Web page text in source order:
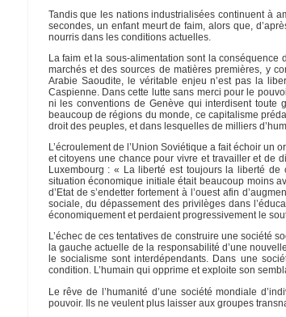
Tandis que les nations industrialisées continuent à
secondes, un enfant meurt de faim, alors que,
nourris dans les conditions actuelles.
La faim et la sous-alimentation sont la
marchés et des sources de matières premières, y
Arabie Saoudite, le véritable enjeu n’est pas la
Caspienne. Dans cette lutte sans merci pour le
ni les conventions de Genève qui interdisent toute
beaucoup de régions du monde, ce capitalisme
droit des peuples, et dans lesquelles de milliers
L’écroulement de l’Union Soviétique a fait échoir
et citoyens une chance pour vivre et travailler et de
Luxembourg : « La liberté est toujours la liberté
situation économique initiale était beaucoup moins
d’Etat de s’endetter fortement à l’ouest afin
sociale, du dépassement des privilèges dans
économiquement et perdaient progressivement le
L’échec de ces tentatives de construire une société
la gauche actuelle de la responsabilité d’une
le socialisme sont interdépendants. Dans une
condition. L’humain qui opprime et exploite son
Le rêve de l’humanité d’une société mondiale
pouvoir. Ils ne veulent plus laisser aux groupes